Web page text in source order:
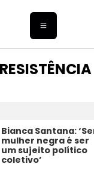
Bianca Santana:
mulher negra é ser
um sujeito político
coletivo’